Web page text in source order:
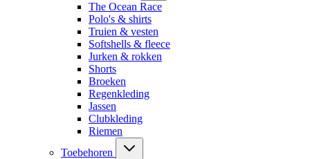
The Ocean Race
Polo's & shirts
Truien & vesten
Softshells & fleece
Jurken & rokken
Shorts
Broeken
Regenkleding
Jassen
Clubkleding
Riemen
Toebehoren